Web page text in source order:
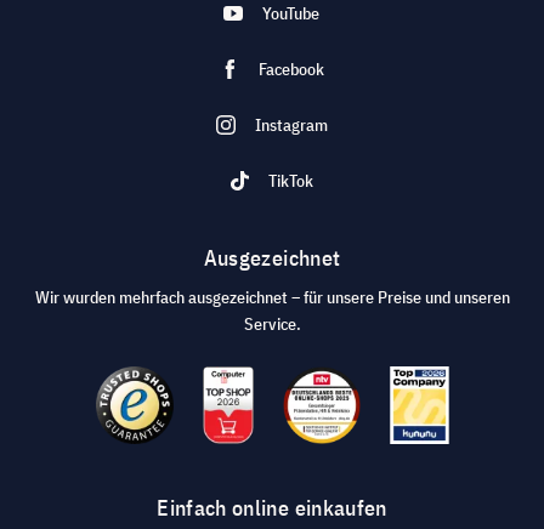
YouTube
Facebook
Instagram
TikTok
Ausgezeichnet
Wir wurden mehrfach ausgezeichnet – für unsere Preise und unseren
Service.
Einfach online einkaufen